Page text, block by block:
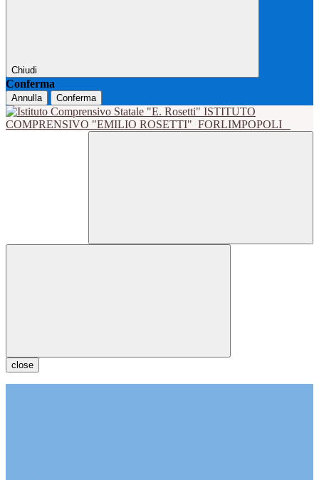
Chiudi
Conferma
Annulla Conferma
ISTITUTO
COMPRENSIVO "EMILIO ROSETTI" FORLIMPOPOLI
close